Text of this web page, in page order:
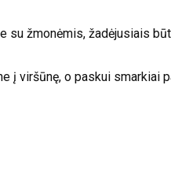
su žmonėmis, žadėjusiais
į viršūnę, o paskui smarkiai